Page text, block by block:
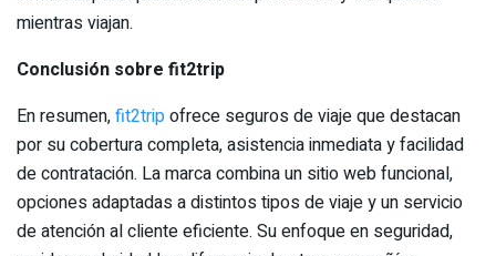
mientras viajan.
Conclusión sobre fit2trip
En resumen,fit2tripofrece seguros de viaje que destacan
por su cobertura completa, asistencia inmediata y facilidad
de contratación. La marca combina un sitio web funcional,
opciones adaptadas a distintos tipos de viaje y un servicio
de atención al cliente eficiente. Su enfoque en seguridad,